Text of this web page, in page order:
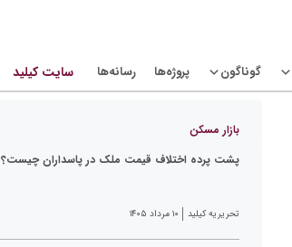
گوناگون پروژه‌ها رسانه‌ها سایت کیلید
بازار مسکن
پشت پرده اختلاف قیمت ملک در پاسداران چیست؟
تحریریه کیلید ۱۰ مرداد ۱۴۰۵